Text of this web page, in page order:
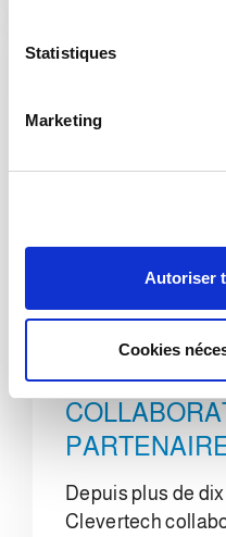
m
Statistiques
Marketing
Autoriser
Cookies
NOUS
Depuis plus de
Clevertech